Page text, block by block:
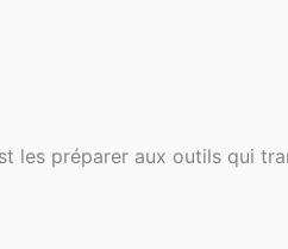
les préparer aux outils qui